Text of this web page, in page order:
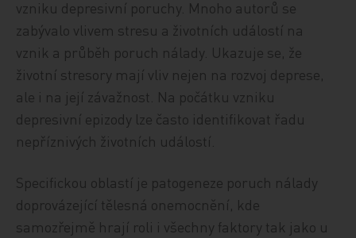
vzniku depresivní poruchy. Mnoho autorů se
zabývalo vlivem stresu a životních událostí na
vznik a průběh poruch nálady. Ukazuje se, že
životní stresory mají vliv nejen na rozvoj deprese,
ale i na její závažnost. Na počátku vzniku
depresivní epizody lze často identifikovat řadu
nepříznivých životních událostí.
Specifickou oblastí je patogeneze poruch nálady
doprovázející tělesná onemocnění, kde
samozřejmě hrají roli i všechny faktory tak jako u